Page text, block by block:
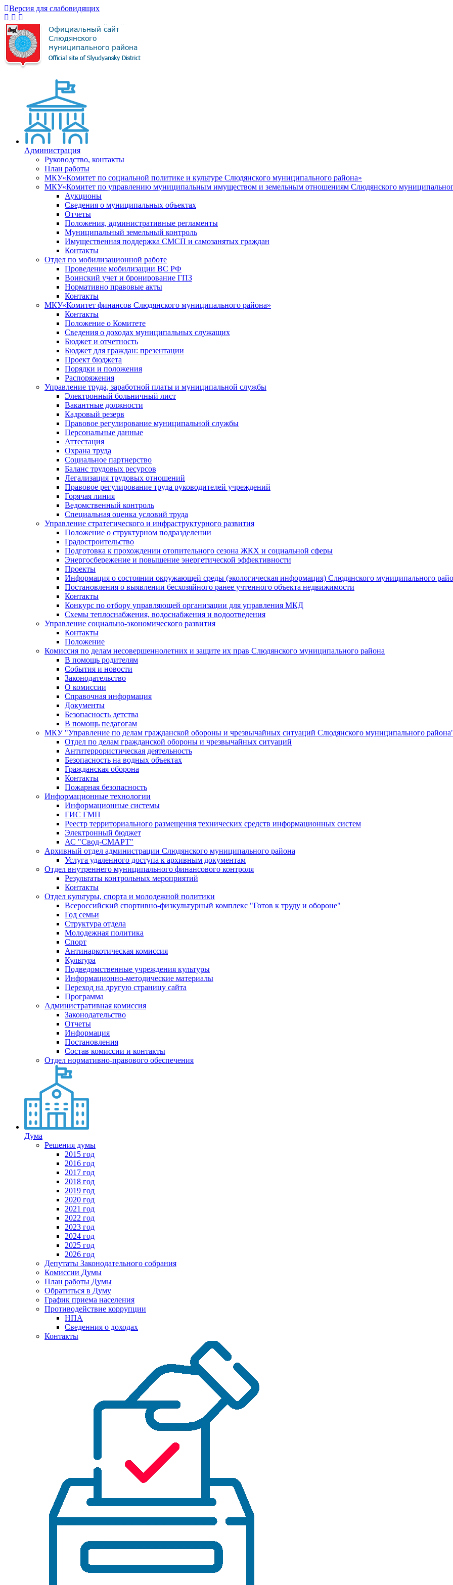
Версия для слабовидящих
Администрация
Руководство, контакты
План работы
МКУ«Комитет по социальной политике и культуре Слюдянского муниципального района»
МКУ«Комитет по управлению муниципальным имуществом и земельным отношениям Слюдянского
Аукционы
Сведения о муниципальных объектах
Отчеты
Положения, административные регламенты
Муниципальный земельный контроль
Имущественная поддержка СМСП и самозанятых граждан
Контакты
Отдел по мобилизационной работе
Проведение мобилизации ВС РФ
Воинский учет и бронирование ГПЗ
Нормативно правовые акты
Контакты
МКУ«Комитет финансов Слюдянского муниципального района»
Контакты
Положение о Комитете
Сведения о доходах муниципальных служащих
Бюджет и отчетность
Бюджет для граждан: презентации
Проект бюджета
Порядки и положения
Распоряжения
Управление труда, заработной платы и муниципальной службы
Электронный больничный лист
Вакантные должности
Кадровый резерв
Правовое регулирование муниципальной службы
Персональные данные
Аттестация
Охрана труда
Социальное партнерство
Баланс трудовых ресурсов
Легализация трудовых отношений
Правовое регулирование труда руководителей учреждений
Горячая линия
Ведомственный контроль
Специальная оценка условий труда
Управление стратегического и инфраструктурного развития
Положение о структурном подразделении
Градостроительство
Подготовка к прохождении отопительного сезона ЖКХ и социальной сферы
Энергосбережение и повышение энергетической эффективности
Проекты
Информация о состоянии окружающей среды (экологическая информация) Слюдянского муниципального
Постановления о выявлении бесхозяйного ранее учтенного объекта недвижимости
Контакты
Конкурс по отбору управляющей организации для управления МКД
Схемы теплоснабжения, водоснабжения и водоотведения
Управление социально-экономического развития
Контакты
Положение
Комиссия по делам несовершеннолетних и защите их прав Слюдянского муниципального района
В помощь родителям
События и новости
Законодательство
О комиссии
Справочная информация
Документы
Безопасность детства
В помощь педагогам
МКУ "Управление по делам гражданской обороны и чрезвычайных ситуаций Слюдянского муниципального
Отдел по делам гражданской обороны и чрезвычайных ситуаций
Антитеррористическая деятельность
Безопасность на водных объектах
Гражданская оборона
Контакты
Пожарная безопасность
Информационные технологии
Информационные системы
ГИС ГМП
Реестр территориального размещения технических средств информационных систем
Электронный бюджет
АС "Свод-СМАРТ"
Архивный отдел администрации Слюдянского муниципального района
Услуга удаленного доступа к архивным документам
Отдел внутреннего муниципального финансового контроля
Результаты контрольных мероприятий
Контакты
Отдел культуры, спорта и молодежной политики
Всероссийский спортивно-физкультурный комплекс "Готов к труду и обороне"
Год семьи
Структура отдела
Молодежная политика
Спорт
Антинаркотическая комиссия
Культура
Подведомственные учреждения культуры
Информационно-методические материалы
Переход на другую страницу сайта
Программа
Административная комиссия
Законодательство
Отчеты
Информация
Постановления
Состав комиссии и контакты
Отдел нормативно-правового обеспечения
Дума
Решения думы
2015 год
2016 год
2017 год
2018 год
2019 год
2020 год
2021 год
2022 год
2023 год
2024 год
2025 год
2026 год
Депутаты Законодательного собрания
Комиссии Думы
План работы Думы
Обратиться в Думу
График приема населения
Противодействие коррупции
НПА
Сведенния о доходах
Контакты